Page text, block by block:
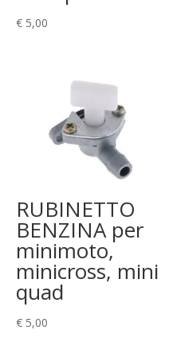
€ 5,00
RUBINETTO
BENZINA per
minimoto,
minicross, mini
quad
€ 5,00